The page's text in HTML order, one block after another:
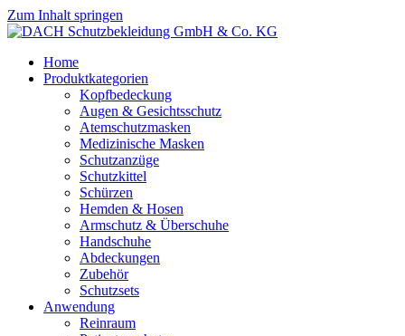
Zum Inhalt springen
Home
Produktkategorien
Kopfbedeckung
Augen & Gesichtsschutz
Atemschutzmasken
Medizinische Masken
Schutzanzüge
Schutzkittel
Schürzen
Hemden & Hosen
Armschutz & Überschuhe
Handschuhe
Abdeckungen
Zubehör
Schutzsets
Anwendung
Reinraum